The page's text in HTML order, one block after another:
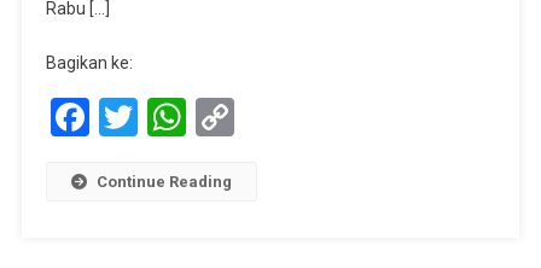
Rabu […]
Bagikan ke:
Facebook
TwitterWhatsApp
Copy
Continue Reading